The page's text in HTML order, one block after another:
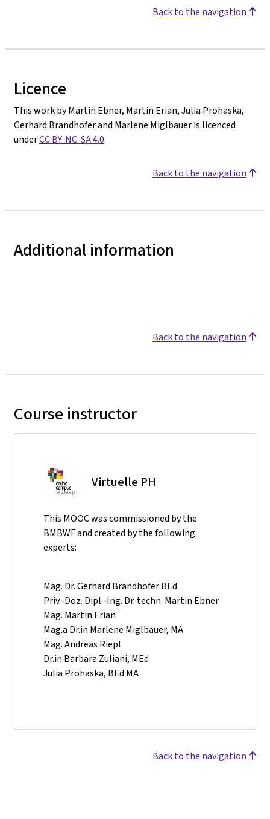
Back to the navigation
Licence
This work by Martin Ebner, Martin Erian, Julia Prohaska,
Gerhard Brandhofer and Marlene Miglbauer is licenced
underCC BY-NC-SA 4.0.
Back to the navigation
Additional information
Back to the navigation
Course instructor
Virtuelle PH
This MOOC was commissioned by the
BMBWF and created by the following
experts:
Mag. Dr. Gerhard Brandhofer BEd
Priv.-Doz. Dipl.-Ing. Dr. techn. Martin Ebner
Mag. Martin Erian
Mag.a Dr.in Marlene Miglbauer, MA
Mag. Andreas Riepl
Dr.in Barbara Zuliani, MEd
Julia Prohaska, BEd MA
Back to the navigation